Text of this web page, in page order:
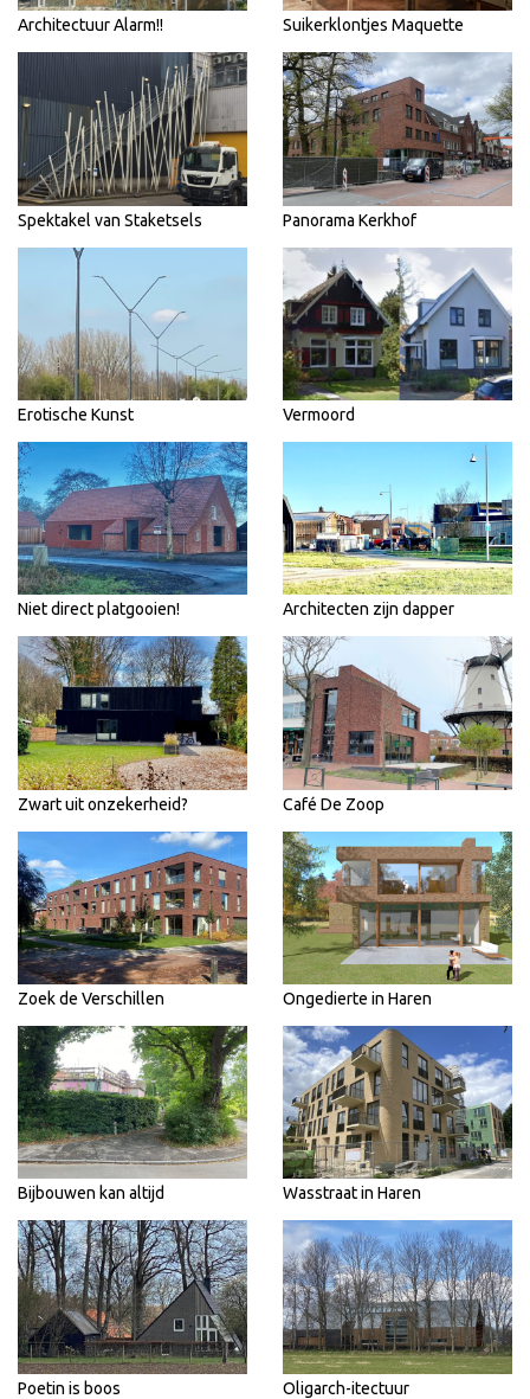
Architectuur Alarm!! Suikerklontjes Maquette
Spektakel van Staketsels Panorama Kerkhof
Erotische Kunst Vermoord
Niet direct platgooien! Architecten zijn dapper
Zwart uit onzekerheid? Café De Zoop
Zoek de Verschillen Ongedierte in Haren
Bijbouwen kan altijd Wasstraat in Haren
Poetin is boos Oligarch-itectuur